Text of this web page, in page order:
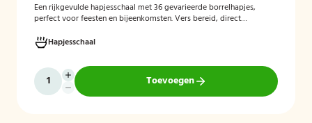
Een rijkgevulde hapjesschaal met 36 gevarieerde borrelhapjes,
perfect voor feesten en bijeenkomsten. Vers bereid, direct
Hapjesschaal
Toevoegen